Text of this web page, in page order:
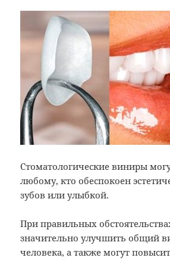
Стоматологические виниры
любому, кто обеспокоен
зубов или улыбкой.
При правильных
значительно улучшить общий
человека, а также могут